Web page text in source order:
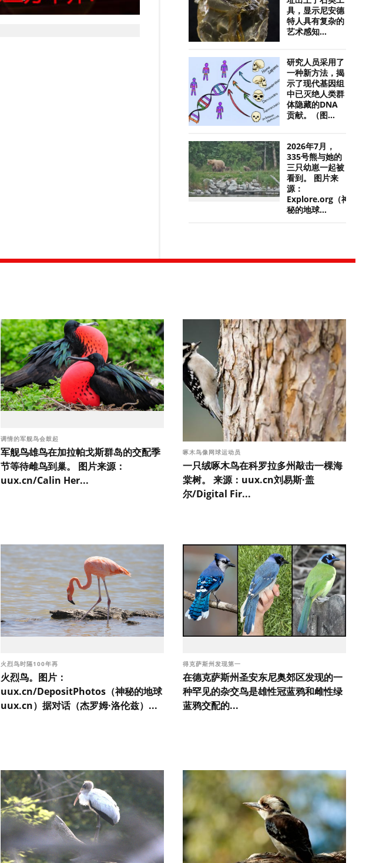
具，显示尼安德
特人具有复杂的
艺术感知...
研究人员采用了
一种新方法，揭
示了现代基因组
中已灭绝人类群
体隐藏的DNA
贡献。（图...
2026年7月，
335号熊与她的
三只幼崽一起被
看到。 图片来
源：
Explore.org（神
秘的地球...
调情的军舰鸟会鼓起
军舰鸟雄鸟在加拉帕戈斯群岛的交配季
节等待雌鸟到巢。 图片来源：
uux.cn/Calin Her...
啄木鸟像网球运动员
一只绒啄木鸟在科罗拉多州敲击一棵海
棠树。 来源：uux.cn刘易斯·盖
尔/Digital Fir...
火烈鸟时隔100年再
火烈鸟。图片：
uux.cn/DepositPhotos（神秘的地球
uux.cn）据对话（杰罗姆·洛伦兹）...
得克萨斯州发现第一
在德克萨斯州圣安东尼奥郊区发现的一
种罕见的杂交鸟是雄性冠蓝鸦和雌性绿
蓝鸦交配的...